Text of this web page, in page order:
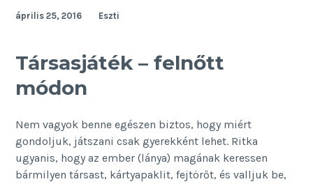
a
április 25, 2016 Eszti
Társasjáték – felnőtt
módon
Nem vagyok benne egészen biztos, hogy miért
gondoljuk, játszani csak gyerekként lehet. Ritka
ugyanis, hogy az ember (lánya) magának keressen
bármilyen társast, kártyapaklit, fejtörőt, és valljuk be,